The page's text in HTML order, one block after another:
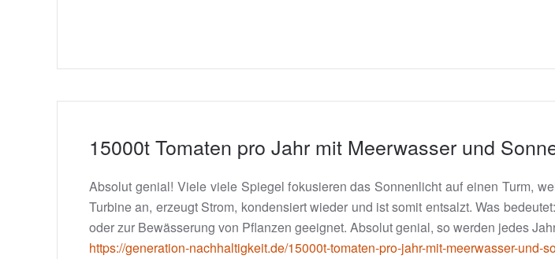
15000t Tomaten pro Jahr mit Meerwasser und
Absolut genial! Viele viele Spiegel fokusieren das Sonnenlicht auf einen Turm,
Turbine an, erzeugt Strom, kondensiert wieder und ist somit entsalzt. Was
oder zur Bewässerung von Pflanzen geeignet. Absolut genial, so werden jedes
https://generation-nachhaltigkeit.de/15000t-tomaten-pro-jahr-mit-meerwasser-und-